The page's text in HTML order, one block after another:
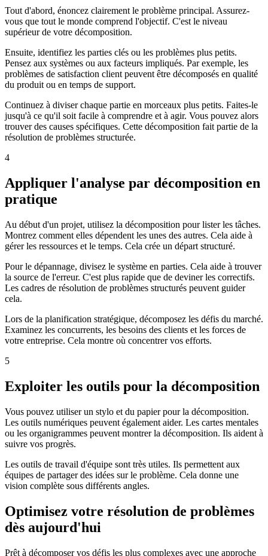
Tout d'abord, énoncez clairement le problème principal. Assurez-
vous que tout le monde comprend l'objectif. C'est le niveau
supérieur de votre décomposition.
Ensuite, identifiez les parties clés ou les problèmes plus petits.
Pensez aux systèmes ou aux facteurs impliqués. Par exemple, les
problèmes de satisfaction client peuvent être décomposés en qualité
du produit ou en temps de support.
Continuez à diviser chaque partie en morceaux plus petits. Faites-le
jusqu'à ce qu'il soit facile à comprendre et à agir. Vous pouvez alors
trouver des causes spécifiques. Cette décomposition fait partie de la
résolution de problèmes structurée.
4
Appliquer l'analyse par décomposition en
pratique
Au début d'un projet, utilisez la décomposition pour lister les tâches.
Montrez comment elles dépendent les unes des autres. Cela aide à
gérer les ressources et le temps. Cela crée un départ structuré.
Pour le dépannage, divisez le système en parties. Cela aide à trouver
la source de l'erreur. C'est plus rapide que de deviner les correctifs.
Les cadres de résolution de problèmes structurés peuvent guider
cela.
Lors de la planification stratégique, décomposez les défis du marché.
Examinez les concurrents, les besoins des clients et les forces de
votre entreprise. Cela montre où concentrer vos efforts.
5
Exploiter les outils pour la décomposition
Vous pouvez utiliser un stylo et du papier pour la décomposition.
Les outils numériques peuvent également aider. Les cartes mentales
ou les organigrammes peuvent montrer la décomposition. Ils aident à
suivre vos progrès.
Les outils de travail d'équipe sont très utiles. Ils permettent aux
équipes de partager des idées sur le problème. Cela donne une
vision complète sous différents angles.
Optimisez votre résolution de problèmes
dès aujourd'hui
Prêt à décomposer vos défis les plus complexes avec une approche